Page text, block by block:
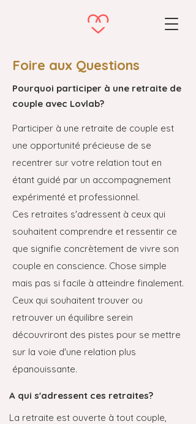
Foire aux Questions
Pourquoi participer à une retraite de
couple avec Lovlab?
Participer à une retraite de couple est
une opportunité précieuse de se
recentrer sur votre relation tout en
étant guidé par un accompagnement
expérimenté et professionnel.
Ces retraites s'adressent à ceux qui
souhaitent comprendre et ressentir ce
que signifie concrètement de vivre son
couple en conscience. Chose simple
mais pas si facile à atteindre finalement.
Ceux qui souhaitent trouver ou
retrouver un équilibre serein
découvriront des pistes pour se mettre
sur la voie d'une relation plus
épanouissante.
A qui s'adressent ces retraites?
La retraite est ouverte à tout couple,